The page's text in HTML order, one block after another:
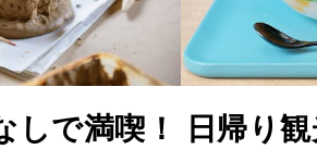
しで満喫！ 日帰り